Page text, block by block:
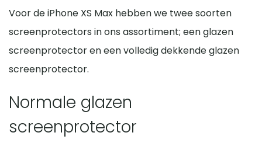
Voor de iPhone XS Max hebben we twee soorten
screenprotectors in ons assortiment; een glazen
screenprotector en een volledig dekkende glazen
screenprotector.
Normale glazen
screenprotector